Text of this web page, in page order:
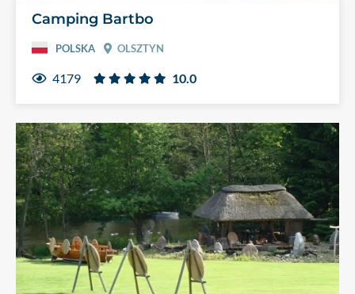
Camping Bartbo
POLSKA OLSZTYN
4179 10.0